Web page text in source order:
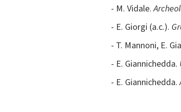
- M. Vidale.
- E. Giorgi (a.c.).
- T. Mannoni, E.
- E. Giannichedda.
- E. Giannichedda.